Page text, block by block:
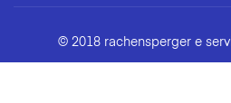
© 2018 rachensperger e